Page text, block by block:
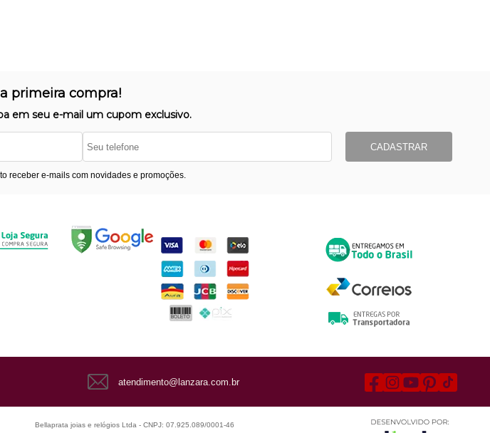
primeira compra!
em seu e-mail um cupom exclusivo.
receber e-mails com novidades e promoções.
CADASTRAR
atendimento@lanzara.com.br
Bellaprata joias e relógios Ltda - CNPJ: 07.925.089/0001-46